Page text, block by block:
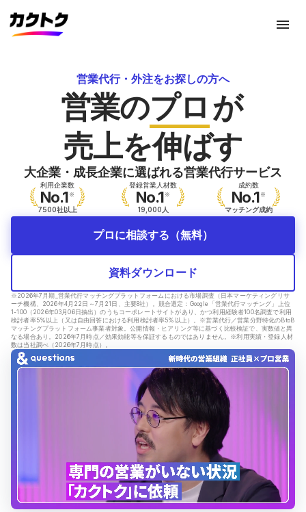
menu
営業代行・外注をお探しの方へ
営業のプロ が
売上を伸ばす
大企業・成長企業に選ばれる営業代行サービス
利用企業数
No.1 ※
7500社以上
登録営業人材数
No.1 ※
19,000人
成約数
No.1 ※
マッチング成約
プロに相談する（無料）
資料ダウンロード
※2026年7月期_営業代行マッチングプラットフォームにおける市場調査（日本マーケティングリサ
ーチ機構、2026年4月22日～7月21日、主要8社）。競合選定：Google「営業代行マッチング」上位
1-100（2026年03月06日抽出）のうちコーポレートサイトがあり、かつ利用経験者100名調査で利用
検討者率5%以上（又は自由回答における利用検討者率5%以上）。※営業代行／営業分野特化のBtoB
マッチングプラットフォーム事業者対象。公開情報・ヒアリング等に基づく比較検証で、実数値と異
なる場合あり。2026年7月時点／効果効能等を保証するものではありません。※利用実績・登録人材
数は当社調べ（2026年7月時点）。